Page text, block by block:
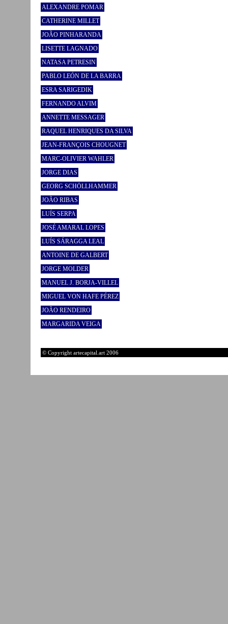
ALEXANDRE POMAR
CATHERINE MILLET
JOÃO PINHARANDA
LISETTE LAGNADO
NATASA PETRESIN
PABLO LEÓN DE LA BARRA
ESRA SARIGEDIK
FERNANDO ALVIM
ANNETTE MESSAGER
RAQUEL HENRIQUES DA SILVA
JEAN-FRANÇOIS CHOUGNET
MARC-OLIVIER WAHLER
JORGE DIAS
GEORG SCHÖLLHAMMER
JOÃO RIBAS
LUÍS SERPA
JOSÉ AMARAL LOPES
LUÍS SÁRAGGA LEAL
ANTOINE DE GALBERT
JORGE MOLDER
MANUEL J. BORJA-VILLEL
MIGUEL VON HAFE PÉREZ
JOÃO RENDEIRO
MARGARIDA VEIGA
© Copyright artecapital.art 2006